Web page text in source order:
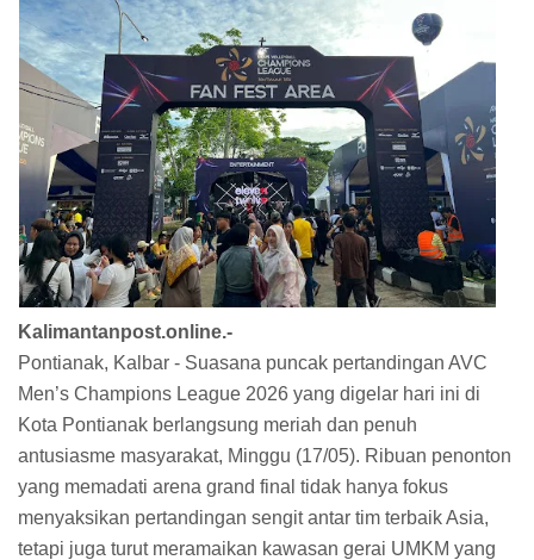
Kalimantanpost.online.-
Pontianak, Kalbar - Suasana puncak pertandingan AVC
Men’s Champions League 2026 yang digelar hari ini di
Kota Pontianak berlangsung meriah dan penuh
antusiasme masyarakat, Minggu (17/05). Ribuan penonton
yang memadati arena grand final tidak hanya fokus
menyaksikan pertandingan sengit antar tim terbaik Asia,
tetapi juga turut meramaikan kawasan gerai UMKM yang